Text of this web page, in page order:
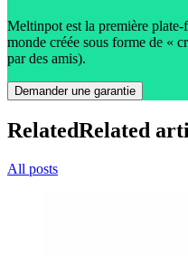
Meltinpot est la première
monde créée sous forme de «
par des amis).
Demander une garantie
RelatedRelated
All posts